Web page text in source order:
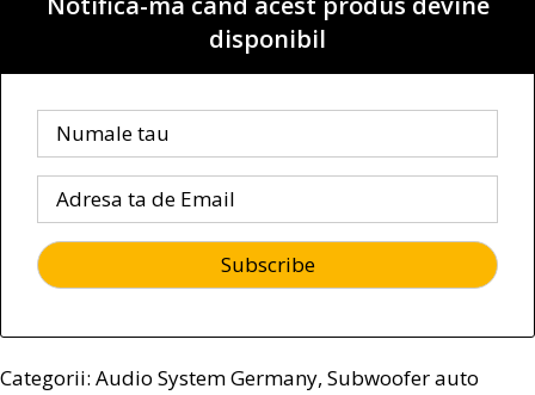
disponibil
Categorii: Audio System Germany, Subwoofer auto